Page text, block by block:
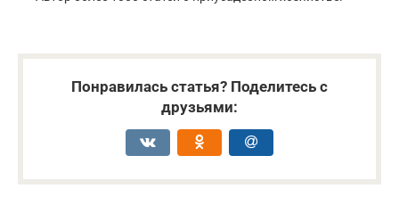
Понравилась статья? Поделитесь с
друзьями: